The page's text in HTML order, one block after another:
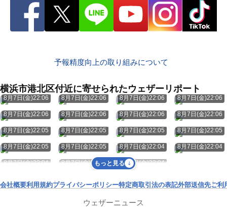
予報精度向上の取り組みについて
横浜市港北区付近に寄せられたウェザーリポート
8月7日(金)22:06 8月7日(金)22:06 8月7日(金)22:06 8月7日(金)22:06
8月7日(金)22:06 8月7日(金)22:06 8月7日(金)22:06 8月7日(金)22:06
8月7日(金)22:05 8月7日(金)22:05 8月7日(金)22:05 8月7日(金)22:05
8月7日(金)22:05 8月7日(金)22:05 8月7日(金)22:04 8月7日(金)22:04
8月7日(金)22:04 8月7日(金)22:04 8月7日(金)22:04
もっと見る
会社概要利用規約プライバシーポリシー特定商取引法の表記外部送信先ご利
ウェザーニュース